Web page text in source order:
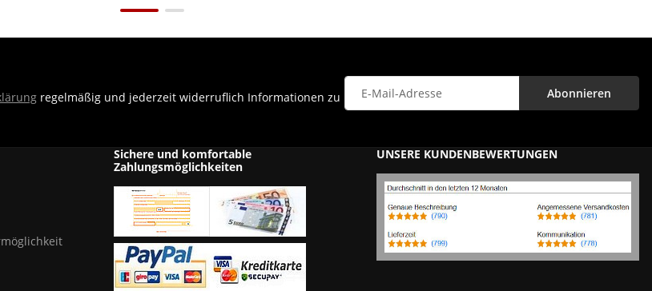
Sichere und komfortable
Zahlungsmöglichkeiten
UNSERE KUNDENBEWERTUNGEN
regelmäßig und jederzeit widerruflich Informationen zu
Abonnieren